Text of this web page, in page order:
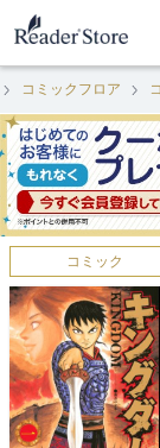
コミックフロア
コミック